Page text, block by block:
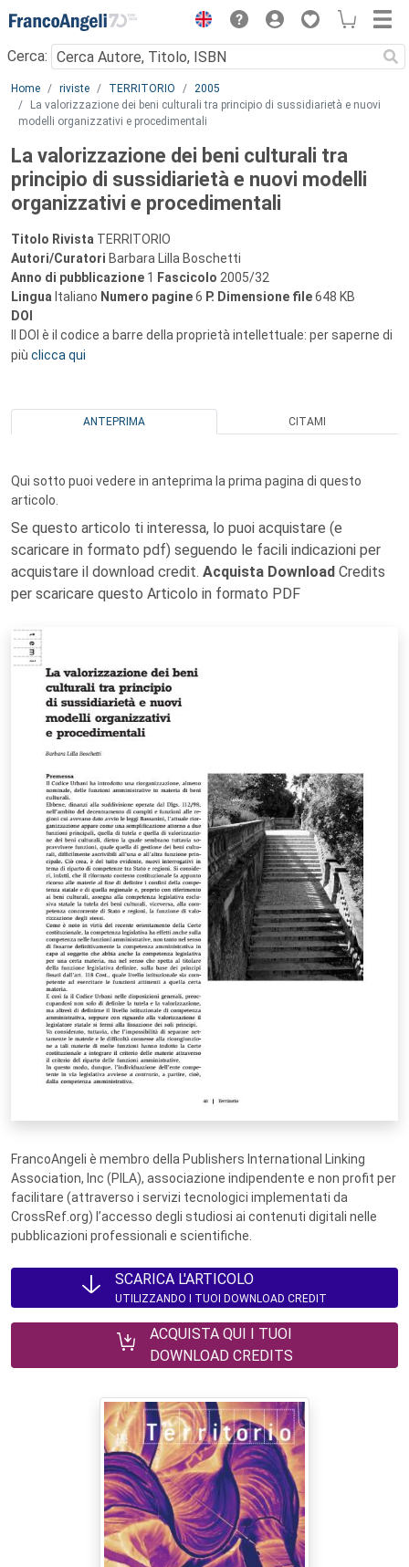
Menu
Cerca:
Main content
Home riviste TERRITORIO
2005
La valorizzazione dei beni culturali tra principio di sussidiarietà e nuovi
modelli organizzativi e procedimentali
La valorizzazione dei beni culturali tra
principio di sussidiarietà e nuovi modelli
organizzativi e procedimentali
Titolo Rivista TERRITORIO
Autori/Curatori Barbara Lilla Boschetti
Anno di pubblicazione 1 Fascicolo 2005/32
Lingua Italiano Numero pagine6 P. Dimensione file648 KB
DOI
Il DOI è il codice a barre della proprietà intellettuale: per saperne di
più clicca qui
ANTEPRIMA CITAMI
Qui sotto puoi vedere in anteprima la prima pagina di questo
articolo.
Se questo articolo ti interessa, lo puoi acquistare (e
scaricare in formato pdf) seguendo le facili indicazioni per
acquistare il download credit. Acquista Download Credits
per scaricare questo Articolo in formato PDF
FrancoAngeli è membro della Publishers International Linking
Association, Inc (PILA), associazione indipendente e non profit per
facilitare (attraverso i servizi tecnologici implementati da
CrossRef.org) l’accesso degli studiosi ai contenuti digitali nelle
pubblicazioni professionali e scientifiche.
SCARICA L'ARTICOLO
UTILIZZANDO I TUOI DOWNLOAD CREDIT
ACQUISTA QUI I TUOI
DOWNLOAD CREDITS